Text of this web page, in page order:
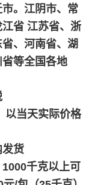
。江阴市、常
省 江苏省、浙
、河南省、湖
等全国各地
以当天实际价格
发货
千克以上可